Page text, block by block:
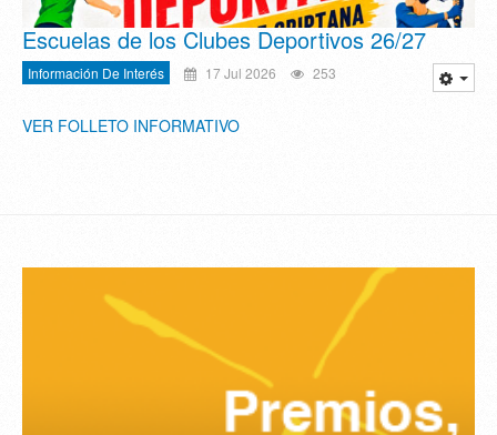
Escuelas de los Clubes Deportivos 26/27
Información De Interés 17 Jul 2026 253
VER FOLLETO INFORMATIVO